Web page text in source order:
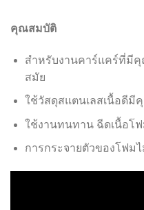
คุณสมบัติ
สำหรับงานคาร์แคร์ที่มี
สมัย
ใช้วัสดุสแตนเลสเนื้อดีมี
ใช้งานทนทาน ฉีดเนื้อโ
การกระจายตัวของโฟม